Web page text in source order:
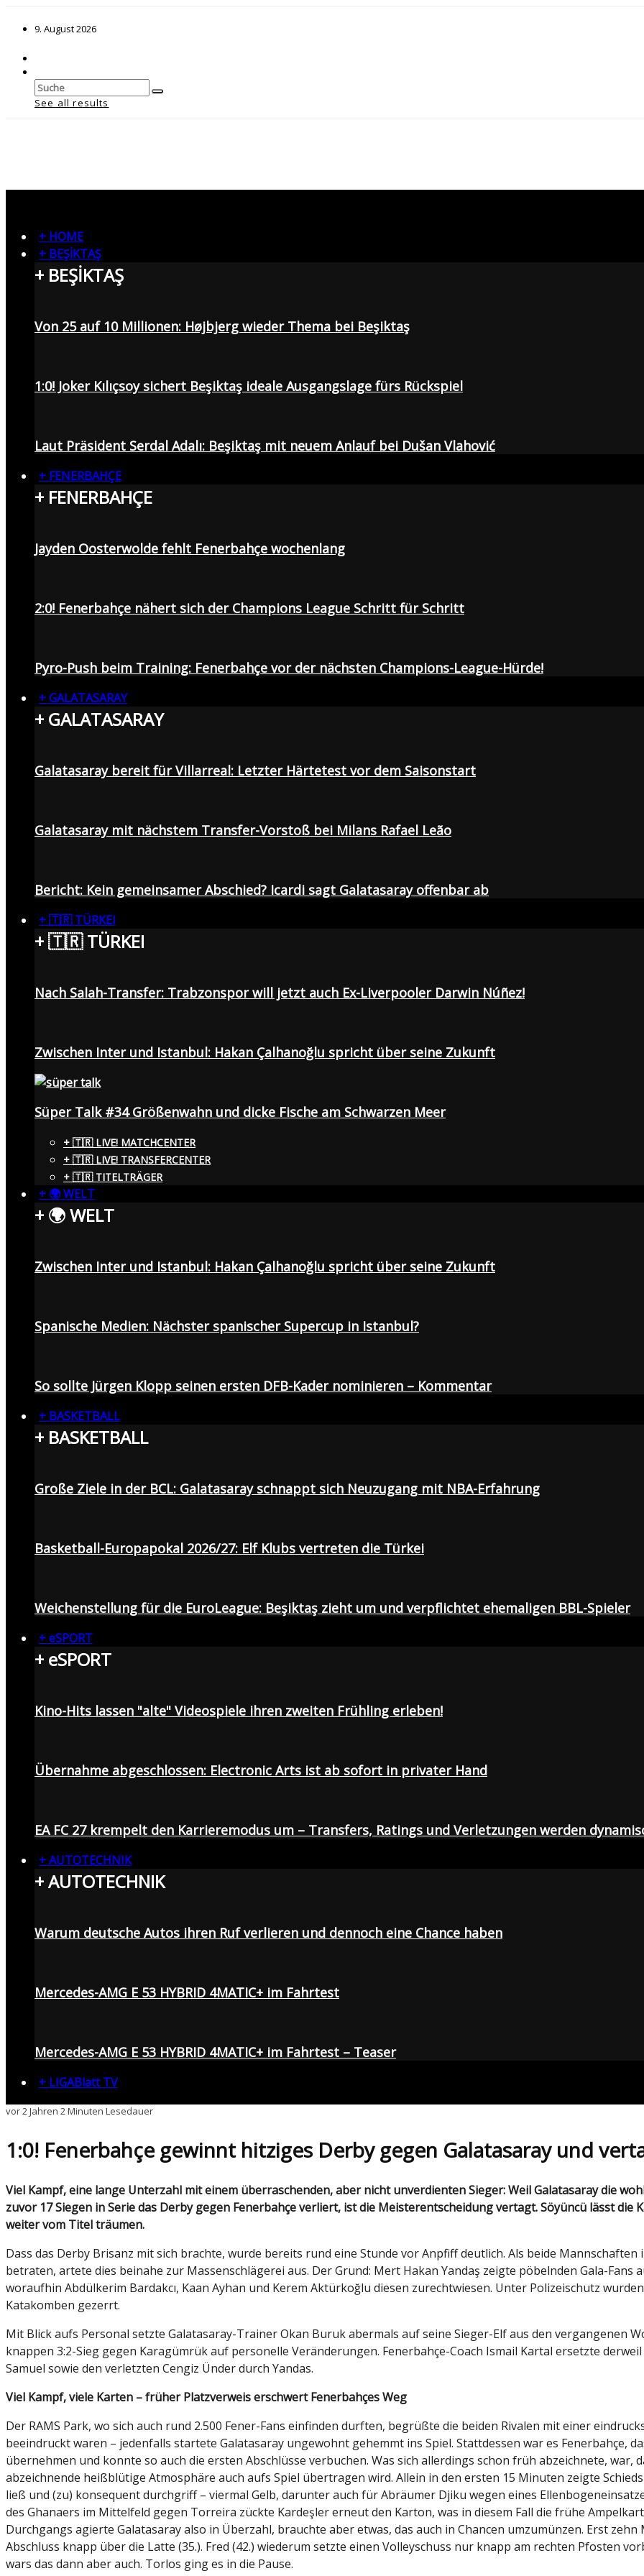
9. August 2026
See all results
+ HOME
+ BEŞİKTAŞ
+ BEŞİKTAŞ
Von 25 auf 10 Millionen: Højbjerg wieder Thema bei Beşiktaş
1:0! Joker Kılıçsoy sichert Beşiktaş ideale Ausgangslage fürs Rückspiel
Laut Präsident Serdal Adalı: Beşiktaş mit neuem Anlauf bei Dušan Vlahović
+ FENERBAHÇE
+ FENERBAHÇE
Jayden Oosterwolde fehlt Fenerbahçe wochenlang
2:0! Fenerbahçe nähert sich der Champions League Schritt für Schritt
Pyro-Push beim Training: Fenerbahçe vor der nächsten Champions-League-Hürde!
+ GALATASARAY
+ GALATASARAY
Galatasaray bereit für Villarreal: Letzter Härtetest vor dem Saisonstart
Galatasaray mit nächstem Transfer-Vorstoß bei Milans Rafael Leão
Bericht: Kein gemeinsamer Abschied? Icardi sagt Galatasaray offenbar ab
+ 🇹🇷 TÜRKEI
+ 🇹🇷 TÜRKEI
Nach Salah-Transfer: Trabzonspor will jetzt auch Ex-Liverpooler Darwin Núñez!
Zwischen Inter und Istanbul: Hakan Çalhanoğlu spricht über seine Zukunft
Süper Talk #34 Größenwahn und dicke Fische am Schwarzen Meer
+ 🇹🇷 LIVE! MATCHCENTER
+ 🇹🇷 LIVE! TRANSFERCENTER
+ 🇹🇷 TITELTRÄGER
+ 🌍 WELT
+ 🌍 WELT
Zwischen Inter und Istanbul: Hakan Çalhanoğlu spricht über seine Zukunft
Spanische Medien: Nächster spanischer Supercup in Istanbul?
So sollte Jürgen Klopp seinen ersten DFB-Kader nominieren – Kommentar
+ BASKETBALL
+ BASKETBALL
Große Ziele in der BCL: Galatasaray schnappt sich Neuzugang mit NBA-Erfahrung
Basketball-Europapokal 2026/27: Elf Klubs vertreten die Türkei
Weichenstellung für die EuroLeague: Beşiktaş zieht um und verpflichtet ehemaligen BBL-Spieler
+ eSPORT
+ eSPORT
Kino-Hits lassen "alte" Videospiele ihren zweiten Frühling erleben!
Übernahme abgeschlossen: Electronic Arts ist ab sofort in privater Hand
EA FC 27 krempelt den Karrieremodus um – Transfers, Ratings und Verletzungen werden
+ AUTOTECHNIK
+ AUTOTECHNIK
Warum deutsche Autos ihren Ruf verlieren und dennoch eine Chance haben
Mercedes-AMG E 53 HYBRID 4MATIC+ im Fahrtest
Mercedes-AMG E 53 HYBRID 4MATIC+ im Fahrtest – Teaser
+ LIGABlatt TV
vor 2 Jahren 2 Minuten Lesedauer
1:0! Fenerbahçe gewinnt hitziges Derby gegen Galatasaray und
Viel Kampf, eine lange Unterzahl mit einem überraschenden, aber nicht unverdienten Sieger: Weil Galatasaray die wohl schlechteste Saisonleistung zeigt und nach
zuvor 17 Siegen in Serie das Derby gegen Fenerbahçe verliert, ist die Meisterentscheidung vertagt. Söyüncü lässt
weiter vom Titel träumen.
Dass das Derby Brisanz mit sich brachte, wurde bereits rund eine Stunde vor Anpfiff deutlich. Als beide Mannschaften
betraten, artete dies beinahe zur Massenschlägerei aus. Der Grund: Mert Hakan Yandaş zeigte pöbelnden Gala-Fans
woraufhin Abdülkerim Bardakcı, Kaan Ayhan und Kerem Aktürkoğlu diesen zurechtwiesen. Unter Polizeischutz
Katakomben gezerrt.
Mit Blick aufs Personal setzte Galatasaray-Trainer Okan Buruk abermals auf seine Sieger-Elf aus den vergangenen
knappen 3:2-Sieg gegen Karagümrük auf personelle Veränderungen. Fenerbahçe-Coach Ismail Kartal ersetzte
Samuel sowie den verletzten Cengiz Ünder durch Yandas.
Viel Kampf, viele Karten – früher Platzverweis erschwert Fenerbahçes Weg
Der RAMS Park, wo sich auch rund 2.500 Fener-Fans einfinden durften, begrüßte die beiden Rivalen mit einer
beeindruckt waren – jedenfalls startete Galatasaray ungewohnt gehemmt ins Spiel. Stattdessen war es Fenerbahçe,
übernehmen und konnte so auch die ersten Abschlüsse verbuchen. Was sich allerdings schon früh abzeichnete, war,
abzeichnende heißblütige Atmosphäre auch aufs Spiel übertragen wird. Allein in den ersten 15 Minuten zeigte
ließ und (zu) konsequent durchgriff – viermal Gelb, darunter auch für Abräumer Djiku wegen eines
des Ghanaers im Mittelfeld gegen Torreira zückte Kardeşler erneut den Karton, was in diesem Fall die frühe
Durchgangs agierte Galatasaray also in Überzahl, brauchte aber etwas, das auch in Chancen umzumünzen. Erst zehn
Abschluss knapp über die Latte (35.). Fred (42.) wiederum setzte einen Volleyschuss nur knapp am rechten Pfosten
wars das dann aber auch. Torlos ging es in die Pause.